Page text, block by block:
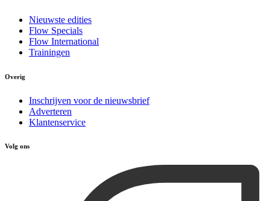
Nieuwste edities
Flow Specials
Flow International
Trainingen
Overig
Inschrijven voor de nieuwsbrief
Adverteren
Klantenservice
Volg ons